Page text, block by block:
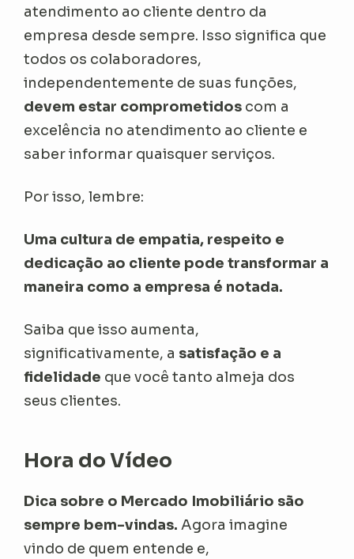
atendimento ao cliente dentro da
empresa desde sempre. Isso significa que
todos os colaboradores,
independentemente de suas funções,
devem estar comprometidos com a
excelência no atendimento ao cliente e
saber informar quaisquer serviços.
Por isso, lembre:
Uma cultura de empatia, respeito e
dedicação ao cliente pode transformar a
maneira como a empresa é notada.
Saiba que isso aumenta,
significativamente, a satisfação e a
fidelidade que você tanto almeja dos
seus clientes.
Hora do Vídeo
Dica sobre o Mercado Imobiliário são
sempre bem-vindas.Agora imagine
vindo de quem entende e,